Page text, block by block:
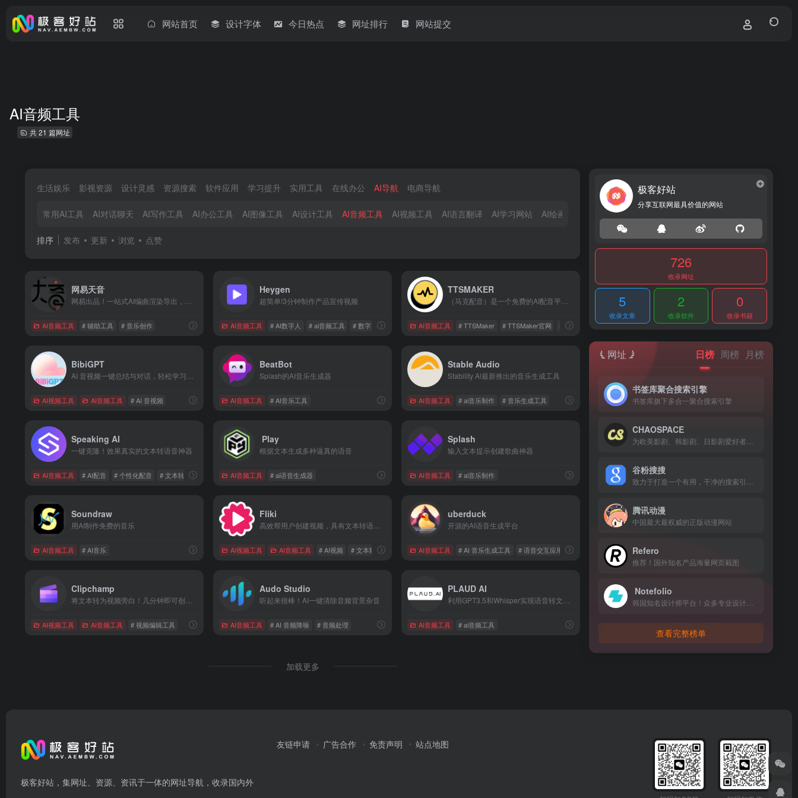
网站首页 设计字体 今日热点 网址排行 网站提交
AI音频工具
共 21 篇网址
生活娱乐 影视资源 设计灵感 资源搜索 软件应用 学习提升 实用工具 在线办公 AI导航 电商导航
常用AI工具 AI对话聊天 AI写作工具 AI办公工具 AI图像工具 AI设计工具 AI音频工具 AI视频工具 AI语言翻译 AI学习网站 AI绘画网站 AI数字人
排序 发布 更新 浏览 点赞
网易天音
AI音频工具 # 辅助工具 # 音乐创作
Heygen
超简单!3分钟制作产品宣传视频
AI音频工具 # ‌AI数字人 # ai音频工具 # 数字人
TTSMAKER
AI音频工具 # TTSMaker # TTSMaker官网 # 文本转语音
BibiGPT
AI视频工具 AI音频工具 # AI 音视频
BeatBot
Splash的AI音乐生成器
AI音频工具 # AI音乐工具
Stable Audio
Stability Al最新推出的音乐生成工具
AI音频工具 # ai音乐制作 # 音乐生成工具
Speaking AI
一键克隆！效果真实的文本转语音神器
AI音频工具 # AI配音 # 个性化配音 # 文本转语音
Play
根据文本生成多种逼真的语音
AI音频工具 # ai语音生成器
Splash
输入文本提示创建歌曲神器
AI音频工具 # ai音乐制作
Soundraw
用AI制作免费的音乐
AI音频工具 # AI音乐
Fliki
高效帮用户创建视频，具有文本转语音功能
AI视频工具 AI音频工具 # AI视频 # 文本转视频工具 # 语音合成
uberduck
开源的AI语音生成平台
AI音频工具 # ‌AI 音乐生成工具 # 语音交互应用 # 语音生成
Clipchamp
AI视频工具 AI音频工具 # 视频编辑工具
Audo Studio
听起来很棒！AI一键清除音频背景杂音
AI音频工具 # AI 音频降噪 # 音频处理
PLAUD AI
AI音频工具 # ai音频工具
加载更多
极客好站
分享互联网最具价值的网站
726
收录网址
5
收录文章
2
收录软件
0
收录书籍
网址 日榜 周榜 月榜
书签库聚合搜索引擎
书签库旗下多合一聚合搜索引擎
CHAOSPACE
谷粉搜搜
腾讯动漫
中国最大最权威的正版动漫网站
Refero
推荐！国外知名产品海量网页截图
Notefolio
查看完整榜单
极客好站，集网址、资源、资讯于一体的网址导航，收录国内外
友链申请 广告合作 免责声明 站点地图